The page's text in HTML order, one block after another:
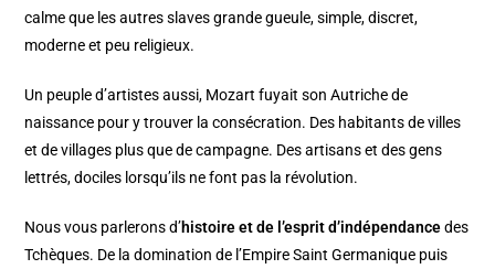
calme que les autres slaves grande gueule, simple, discret,
moderne et peu religieux.
Un peuple d’artistes aussi, Mozart fuyait son Autriche de
naissance pour y trouver la consécration. Des habitants de villes
et de villages plus que de campagne. Des artisans et des gens
lettrés, dociles lorsqu’ils ne font pas la révolution.
Nous vous parlerons d’histoire et de l’esprit d’indépendancedes
Tchèques. De la domination de l’Empire Saint Germanique puis